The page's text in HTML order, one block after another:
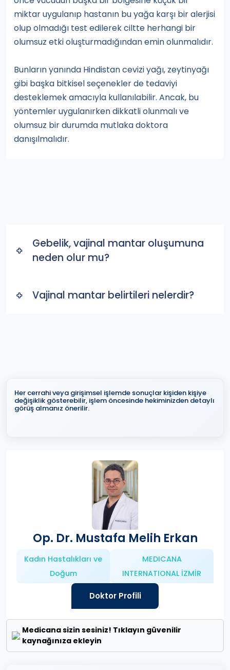
miktar uygulanıp hastanın bu yağa karşı bir alerjisi
olup olmadığı test edilerek ciltte herhangi bir
olumsuz etki oluşturmadığından emin olunmalıdır.
Bunların yanında Hindistan cevizi yağı, zeytinyağı
gibi başka bitkisel seçenekler de tedaviyi
desteklemek amacıyla kullanılabilir. Ancak, bu
yöntemler uygulanırken dikkatli olunmalı ve
olumsuz bir durumda mutlaka doktora
danışılmalıdır.
Gebelik, vajinal mantar oluşumuna
neden olur mu?
Vajinal mantar belirtileri nelerdir?
Her cerrahi veya girişimsel işlemde sonuçlar kişiden kişiye
değişiklik gösterebilir, işlem öncesinde hekiminizden detaylı
görüş almanız önerilir.
Op. Dr. Mustafa Melih Erkan
Kadın Hastalıkları ve
Doğum
MEDICANA
INTERNATIONAL İZMİR
Doktor Profili
Medicana sizin sesiniz! Tıklayın güvenilir
kaynağınıza ekleyin